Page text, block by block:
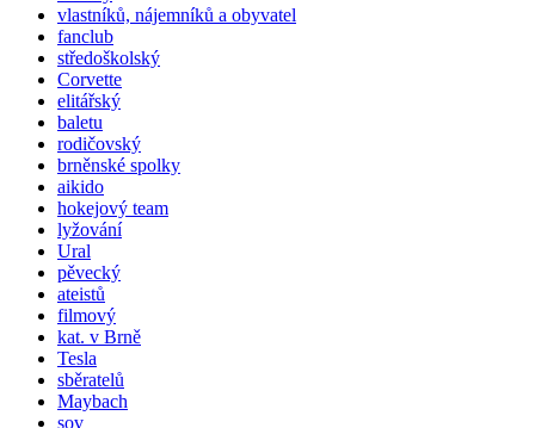
vlastníků, nájemníků a obyvatel
fanclub
středoškolský
Corvette
elitářský
baletu
rodičovský
brněnské spolky
aikido
hokejový team
lyžování
Ural
pěvecký
ateistů
filmový
kat. v Brně
Tesla
sběratelů
Maybach
sov